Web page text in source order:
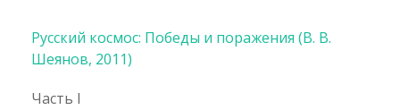
Русский космос: Победы и поражения (В. В.
Шеянов, 2011)
Часть I